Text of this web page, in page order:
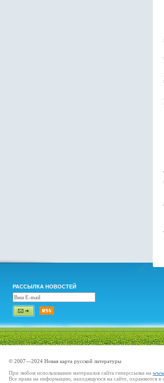
РАССЫЛКА НОВОСТЕЙ
© 2007—2024 Новая карта русской литературы
При любом использовании материалов сайта гиперссылка на
Все права на информацию, находящуюся на сайте, охраняются в